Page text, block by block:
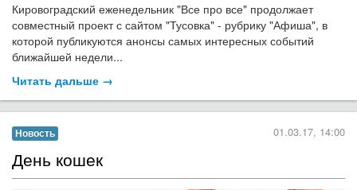
Кировоградский еженедельник "Все про все" продолжает
совместный проект с сайтом "Тусовка" - рубрику "Афиша", в
которой публикуются анонсы самых интересных событий
ближайшей недели...
Читать дальше →
Новость 01.03.17, 14:00
День кошек